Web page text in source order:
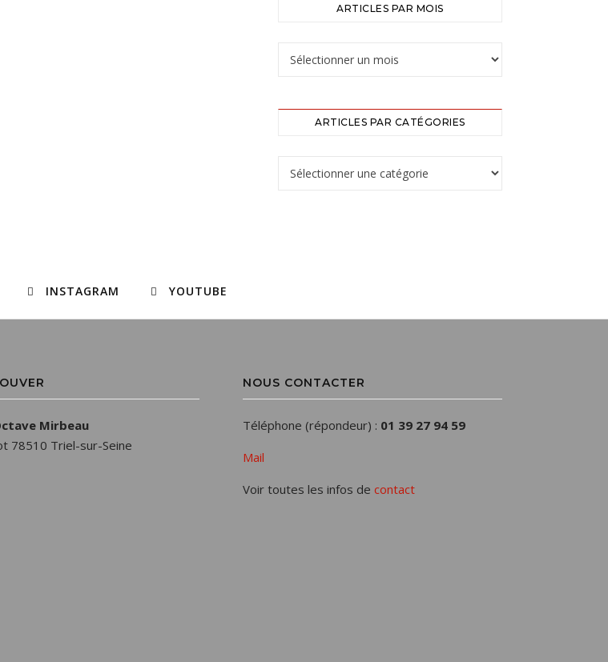
ARTICLES PAR MOIS
ARTICLES PAR CATÉGORIES
INSTAGRAM YOUTUBE
Mirbeau
78510 Triel-sur-Seine
NOUS CONTACTER
Téléphone (répondeur) : 01 39 27 94 59
Mail
Voir toutes les infos de contact